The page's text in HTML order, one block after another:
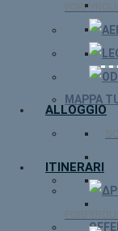
ALLOGGIO
MAPPA
ITINERARI